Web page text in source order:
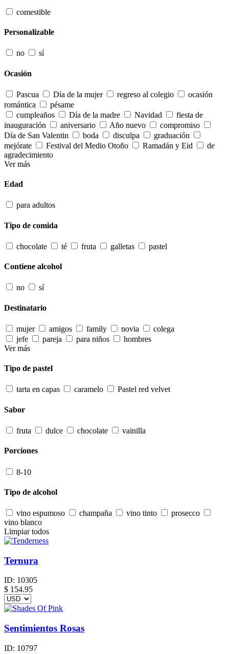
comestible
Personalizable
no sí
Ocasión
Pascua Día de la mujer regreso al colegio
ocasión
romántica
pésame
cumpleaños
Día de la madre Navidad
fiesta de
inauguración
aniversario Año nuevo
compromiso
Día de San Valentin
boda disculpa
graduación
mejórate
Festival del Medio Otoño Ramadán y Eid
de
agradecimiento
Ver más
Edad
para adultos
Tipo de comida
chocolate té fruta galletas pastel
Contiene alcohol
no sí
Destinatario
mujer amigos family novia
colega
jefe
pareja para niños
hombres
Ver más
Tipo de pastel
tarta en capas caramelo Pastel red velvet
Sabor
fruta dulce chocolate vainilla
Porciones
8-10
Tipo de alcohol
vino espumoso champaña vino tinto
prosecco
vino blanco
Limpiar todos
Ternura
ID: 10305
$ 154.95
Sentimientos Rosas
ID: 10797